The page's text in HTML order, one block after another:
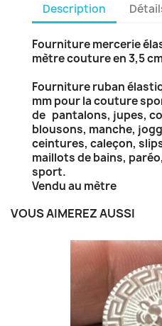
Description
Fourniture mercerie
mètre couture en 3,5
Fourniture ruban
mm pour la couture
de pantalons, jupes,
blousons, manche,
ceintures, caleçon,
maillots de bains,
sport.
Vendu au mètre
VOUS AIMEREZ AUSSI